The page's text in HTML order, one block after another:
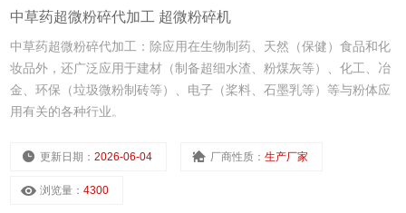
中草药超微粉碎代加工 超微粉碎机
中草药超微粉碎代加工：除应用在生物制药、天然（保健）食品和化
妆品外，还广泛应用于建材（制备超细水渣、粉煤灰等）、化工、冶
金、环保（垃圾微粉制砖等）、电子（桨料、石墨乳等）等与粉体应
用有关的各种行业。
更新日期：2026-06-04 厂商性质：生产厂家
浏览量：4300